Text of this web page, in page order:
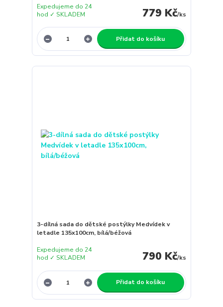
779 Kč/ks
Expedujeme do 24
hod ✓ SKLADEM
Přidat do košíku
3-dílná sada do dětské postýlky Medvídek v
letadle 135x100cm, bílá/béžová
790 Kč/ks
Expedujeme do 24
hod ✓ SKLADEM
Přidat do košíku